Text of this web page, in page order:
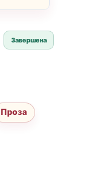
Завершена
Проза